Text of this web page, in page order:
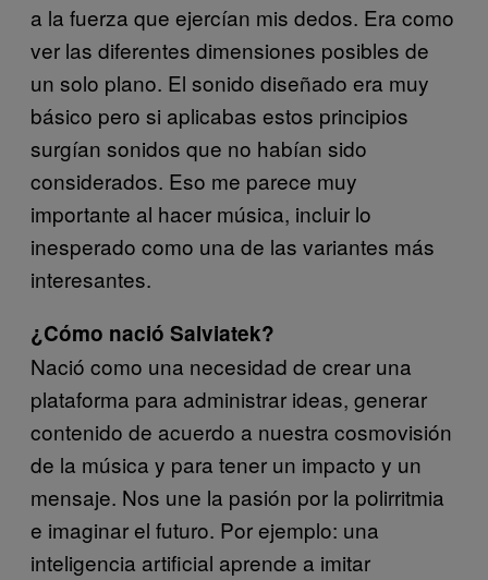
a la fuerza que ejercían mis dedos. Era como
ver las diferentes dimensiones posibles de
un solo plano. El sonido diseñado era muy
básico pero si aplicabas estos principios
surgían sonidos que no habían sido
considerados. Eso me parece muy
importante al hacer música, incluir lo
inesperado como una de las variantes más
interesantes.
¿Cómo nació Salviatek?
Nació como una necesidad de crear una
plataforma para administrar ideas, generar
contenido de acuerdo a nuestra cosmovisión
de la música y para tener un impacto y un
mensaje. Nos une la pasión por la polirritmia
e imaginar el futuro. Por ejemplo: una
inteligencia artificial aprende a imitar